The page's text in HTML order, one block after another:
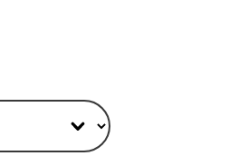
duurzame cadeaus
bekijk alle categorieën